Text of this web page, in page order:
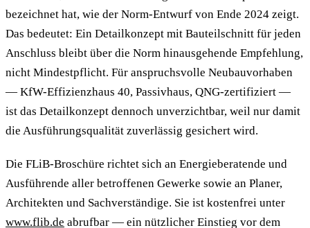
bezeichnet hat, wie der Norm-Entwurf von Ende 2024 zeigt.
Das bedeutet: Ein Detailkonzept mit Bauteilschnitt für jeden
Anschluss bleibt über die Norm hinausgehende Empfehlung,
nicht Mindestpflicht. Für anspruchsvolle Neubauvorhaben
— KfW-Effizienzhaus 40, Passivhaus, QNG-zertifiziert —
ist das Detailkonzept dennoch unverzichtbar, weil nur damit
die Ausführungsqualität zuverlässig gesichert wird.
Die FLiB-Broschüre richtet sich an Energieberatende und
Ausführende aller betroffenen Gewerke sowie an Planer,
Architekten und Sachverständige. Sie ist kostenfrei unter
www.flib.de abrufbar — ein nützlicher Einstieg vor dem